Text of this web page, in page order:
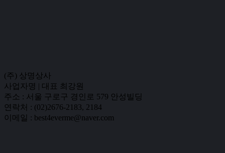
(주) 상명상사
사업자명 | 대표 최강원
주소 : 서울 구로구 경인로 579 안성빌딩
연락처 : (02)2676-2183, 2184
이메일 : best4everme@naver.com